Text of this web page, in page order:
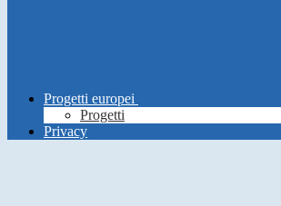
Progetti europei
Progetti
Privacy